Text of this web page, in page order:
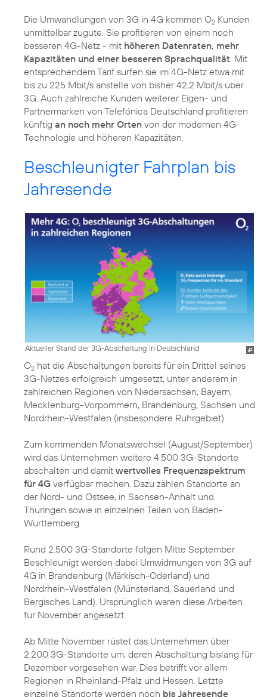
Die Umwandlungen von 3G in 4G kommen O2 Kunden
unmittelbar zugute. Sie profitieren von einem noch
besseren 4G-Netz - mit höheren Datenraten, mehr
Kapazitäten und einer besseren Sprachqualität. Mit
entsprechendem Tarif surfen sie im 4G-Netz etwa mit
bis zu 225 Mbit/s anstelle von bisher 42,2 Mbit/s über
3G. Auch zahlreiche Kunden weiterer Eigen- und
Partnermarken von Telefónica Deutschland profitieren
künftig an noch mehr Orten von der modernen 4G-
Technologie und höheren Kapazitäten.
Beschleunigter Fahrplan bis
Jahresende
Aktueller Stand der 3G-Abschaltung in Deutschland
O2 hat die Abschaltungen bereits für ein Drittel seines
3G-Netzes erfolgreich umgesetzt, unter anderem in
zahlreichen Regionen von Niedersachsen, Bayern,
Mecklenburg-Vorpommern, Brandenburg, Sachsen und
Nordrhein-Westfalen (insbesondere Ruhrgebiet).
Zum kommenden Monatswechsel (August/September)
wird das Unternehmen weitere 4.500 3G-Standorte
abschalten und damit wertvolles Frequenzspektrum
für 4G verfügbar machen. Dazu zählen Standorte an
der Nord- und Ostsee, in Sachsen-Anhalt und
Thüringen sowie in einzelnen Teilen von Baden-
Württemberg.
Rund 2.500 3G-Standorte folgen Mitte September.
Beschleunigt werden dabei Umwidmungen von 3G auf
4G in Brandenburg (Märkisch-Oderland) und
Nordrhein-Westfalen (Münsterland, Sauerland und
Bergisches Land). Ursprünglich waren diese Arbeiten
für November angesetzt.
Ab Mitte November rüstet das Unternehmen über
2.200 3G-Standorte um, deren Abschaltung bislang für
Dezember vorgesehen war. Dies betrifft vor allem
Regionen in Rheinland-Pfalz und Hessen. Letzte
einzelne Standorte werden noch bis Jahresende